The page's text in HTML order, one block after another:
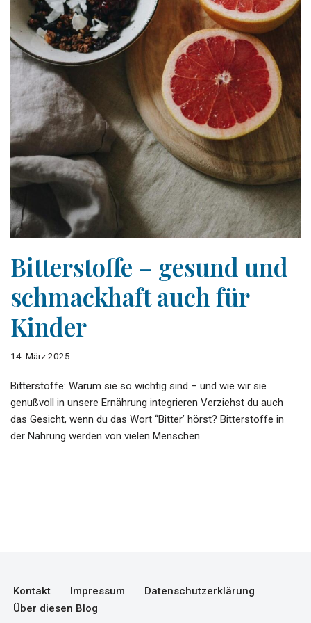
Bitterstoffe – gesund und
schmackhaft auch für
Kinder
14. März 2025
Bitterstoffe: Warum sie so wichtig sind – und wie wir sie
genußvoll in unsere Ernährung integrieren Verziehst du auch
das Gesicht, wenn du das Wort “Bitter’ hörst? Bitterstoffe in
der Nahrung werden von vielen Menschen…
Kontakt Impressum
Datenschutzerklärung
Über diesen Blog